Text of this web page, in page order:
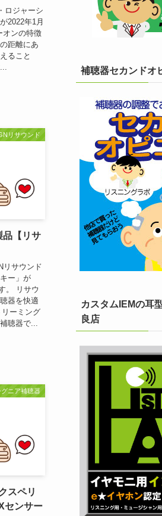
ロジャーシ
2022年1月
オンの特徴
距離にあ
ること
リサウンド
品【リサ
リサウンド
ー」が
。 リサウ
器を快適
ーミング
聴器で...
グニア補聴器
スペリ
センサー
補聴器セカンドオ
カスタムIEMの耳
良店